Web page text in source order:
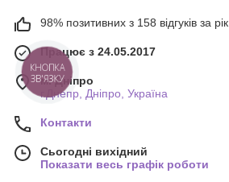
98% позитивних з 158 відгуків за рік
Працює з 24.05.2017
м. Дніпро
г.Днепр, Дніпро, Україна
Контакти
Сьогодні вихідний
Показати весь графік роботи
КНОПКА
ЗВ'ЯЗКУ